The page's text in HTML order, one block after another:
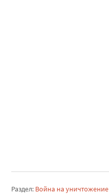
Раздел: Война на уничтожение